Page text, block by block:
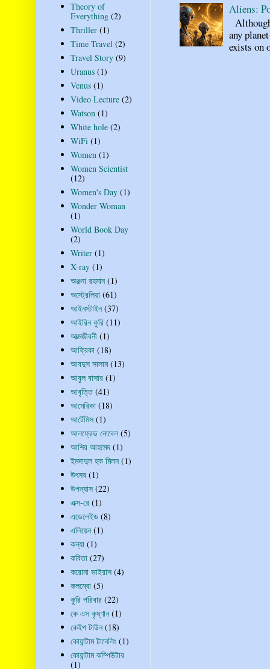
Aliens:
any
exists on
Theory of
Everything (2)
Thriller (1)
Time Travel (2)
Travel Story (9)
Uranus (1)
Venus (1)
Video Lecture (2)
Watson (1)
White hole (2)
WiFi (1)
Women (1)
Women Scientist
(12)
Women's Day (1)
Wonder Woman
(1)
World Book Day
(2)
Writer (1)
X-ray (1)
অঞ্জনা রহমান (1)
অস্ট্রেলিয়া (61)
আইনস্টাইন (37)
আইরিন কুরি (11)
আত্মজীবনী (1)
আফ্রিকা (18)
আবদুস সালাম (13)
আবুল বাসার (1)
আবৃত্তি (41)
আমেরিকা (18)
আর্টেমিস (1)
আলফ্রেড নোবেল (5)
আশির আহমেদ (1)
ইমদাদুল হক মিলন (1)
উৎসব (1)
উপন্যাস (22)
এক্স-রে (1)
এডেলেইড (8)
এলিয়েন (1)
কন্যা (1)
কবিতা (27)
করোনা ভাইরাস (4)
কলম্বো (5)
কুরি পরিবার (22)
কে এস কৃষ্ণান (1)
কেইপ টাউন (18)
কোয়ান্টাম টানেলিং (1)
কোয়ান্টাম কম্পিউটার
(1)